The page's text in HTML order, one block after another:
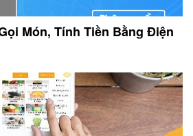
Món, Tính Tiền Bằng Điện